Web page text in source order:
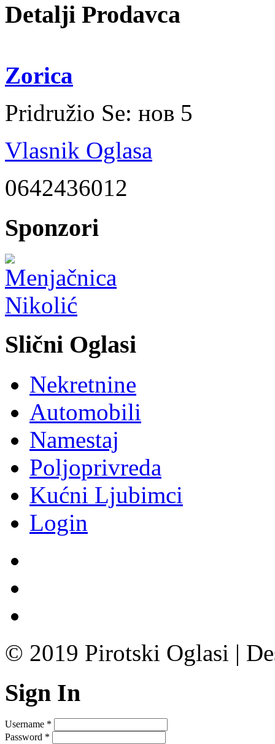
Detalji Prodavca
Zorica
Pridružio Se: нов 5
Vlasnik Oglasa
0642436012
Sponzori
Slični Oglasi
Nekretnine
Automobili
Namestaj
Poljoprivreda
Kućni Ljubimci
Login
© 2019 Pirotski Oglasi |
Sign In
Username *
Password *